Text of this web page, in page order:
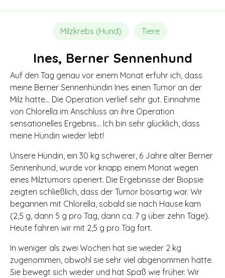
Milzkrebs (Hund) Tiere
Ines, Berner Sennenhund
Auf den Tag genau vor einem Monat erfuhr ich, dass
meine Berner Sennenhündin Ines einen Tumor an der
Milz hatte… Die Operation verlief sehr gut. Einnahme
von Chlorella im Anschluss an ihre Operation
sensationelles Ergebnis… Ich bin sehr glücklich, dass
meine Hündin wieder lebt!
Unsere Hündin, ein 30 kg schwerer, 6 Jahre alter Berner
Sennenhund, wurde vor knapp einem Monat wegen
eines Milztumors operiert. Die Ergebnisse der Biopsie
zeigten schließlich, dass der Tumor bösartig war. Wir
begannen mit Chlorella, sobald sie nach Hause kam
(2,5 g, dann 5 g pro Tag, dann ca. 7 g über zehn Tage).
Heute fahren wir mit 2,5 g pro Tag fort.
In weniger als zwei Wochen hat sie wieder 2 kg
zugenommen, obwohl sie sehr viel abgenommen hatte.
Sie bewegt sich wieder und hat Spaß wie früher. Wir